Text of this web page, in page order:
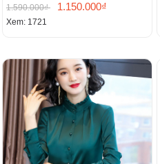
1.590.000₫ 1.150.000₫
Xem: 1721